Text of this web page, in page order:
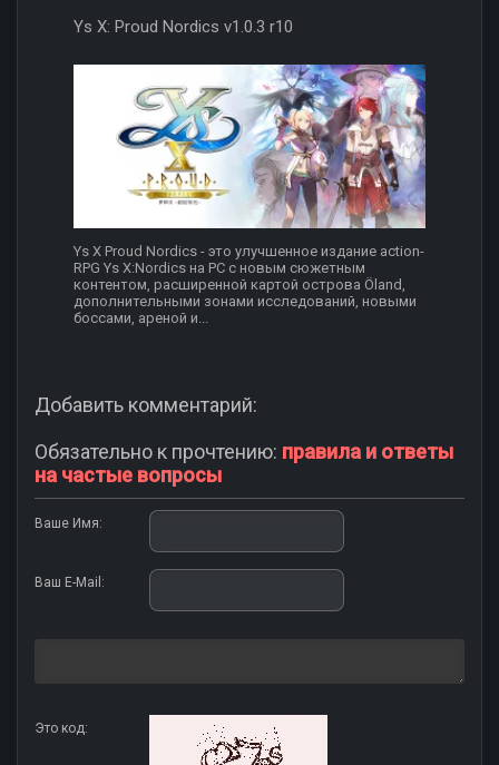
Ys X: Proud Nordics v1.0.3 r10
Ys X Proud Nordics - это улучшенное издание action-
RPG Ys X:Nordics на PC с новым сюжетным
контентом, расширенной картой острова Öland,
дополнительными зонами исследований, новыми
боссами, ареной и...
Добавить комментарий:
Обязательно к прочтению: правила и ответы
на частые вопросы
Ваше Имя:
Ваш E-Mail:
Это код: